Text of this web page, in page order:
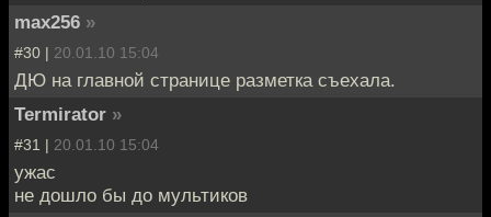
max256 »
#30 | 20.01.10 15:04
ДЮ на главной странице разметка съехала.
Termirator »
#31 | 20.01.10 15:04
ужас
не дошло бы до мультиков